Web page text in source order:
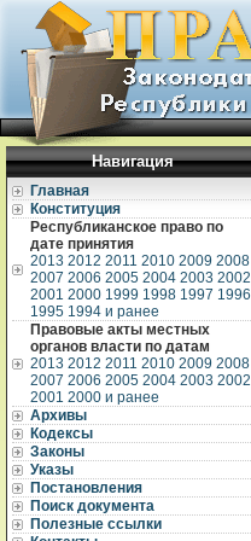
Навигация
Главная
Конституция
Республиканское право по
дате принятия
2013 2012 2011 2010 2009 2008
2007 2006 2005 2004 2003 2002
2001 2000 1999 1998 1997 1996
1995 1994 и ранее
Правовые акты местных
органов власти по датам
2013 2012 2011 2010 2009 2008
2007 2006 2005 2004 2003 2002
2001 2000 и ранее
Архивы
Кодексы
Законы
Указы
Постановления
Поиск документа
Полезные ссылки